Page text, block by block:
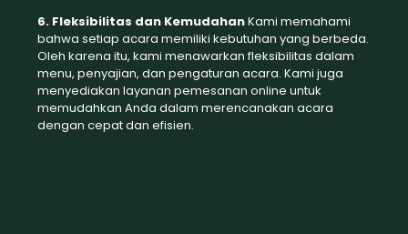
6. Fleksibilitas dan KemudahanKami memahami
bahwa setiap acara memiliki kebutuhan yang berbeda.
Oleh karena itu, kami menawarkan fleksibilitas dalam
menu, penyajian, dan pengaturan acara. Kami juga
menyediakan layanan pemesanan online untuk
memudahkan Anda dalam merencanakan acara
dengan cepat dan efisien.